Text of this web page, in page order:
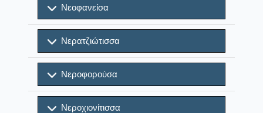
Νεοφανείσα
Νερατζιώτισσα
Νεροφορούσα
Νεροχιονίτισσα